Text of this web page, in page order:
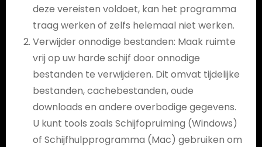
deze vereisten voldoet, kan het programma
traag werken of zelfs helemaal niet werken.
Verwijder onnodige bestanden: Maak ruimte
vrij op uw harde schijf door onnodige
bestanden te verwijderen. Dit omvat tijdelijke
bestanden, cachebestanden, oude
downloads en andere overbodige gegevens.
U kunt tools zoals Schijfopruiming (Windows)
of Schijfhulpprogramma (Mac) gebruiken om